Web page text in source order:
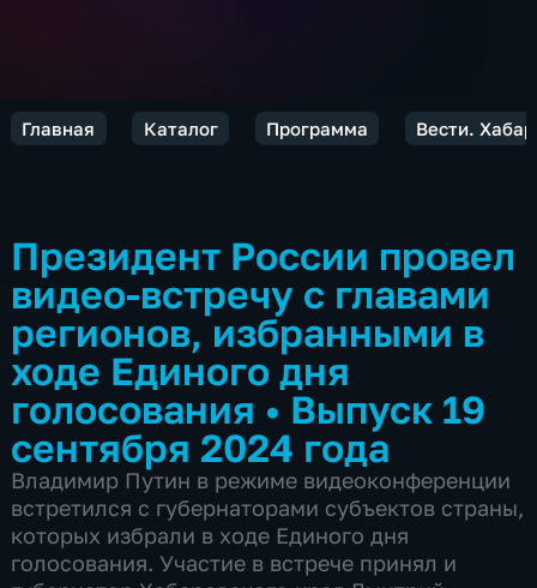
Главная Каталог Программа Вести.
Президент России провел
видео-встречу с главами
регионов, избранными в
ходе Единого дня
голосования • Выпуск 19
сентября 2024 года
Владимир Путин в режиме видеоконференции
встретился с губернаторами субъектов страны,
которых избрали в ходе Единого дня
голосования. Участие в встрече принял и